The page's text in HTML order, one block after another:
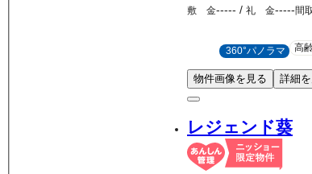
敷 金----- / 礼 金-----間
360°パノラマ 高
物件画像を見る 詳細
レジェンド葵